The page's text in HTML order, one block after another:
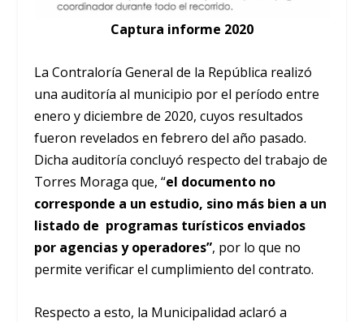
Captura informe 2020
La Contraloría General de la República realizó
una auditoría al municipio por el período entre
enero y diciembre de 2020, cuyos resultados
fueron revelados en febrero del año pasado.
Dicha auditoría concluyó respecto del trabajo de
Torres Moraga que, “el documento no
corresponde a un estudio, sino más bien a un
listado de programas turísticos enviados
por agencias y operadores”, por lo que no
permite verificar el cumplimiento del contrato.
Respecto a esto, la Municipalidad aclaró a